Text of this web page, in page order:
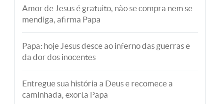
Amor de Jesus é gratuito, não se compra nem se
mendiga, afirma Papa
Papa: hoje Jesus desce ao inferno das guerras e
da dor dos inocentes
Entregue sua história a Deus e recomece a
caminhada, exorta Papa